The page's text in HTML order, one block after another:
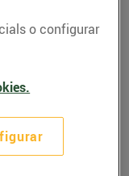
o configurar